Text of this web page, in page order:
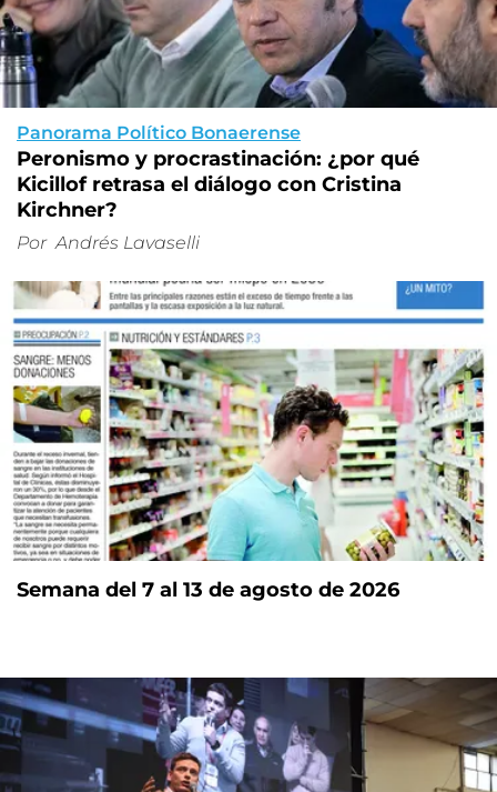
Panorama Político Bonaerense
Peronismo y procrastinación: ¿por qué
Kicillof retrasa el diálogo con Cristina
Kirchner?
Por Andrés Lavaselli
Semana del 7 al 13 de agosto de 2026